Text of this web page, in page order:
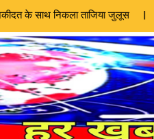
ताजिया जुलूस | तालाब में डूबने से